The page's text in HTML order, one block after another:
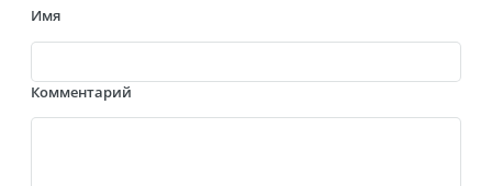
Имя
Комментарий